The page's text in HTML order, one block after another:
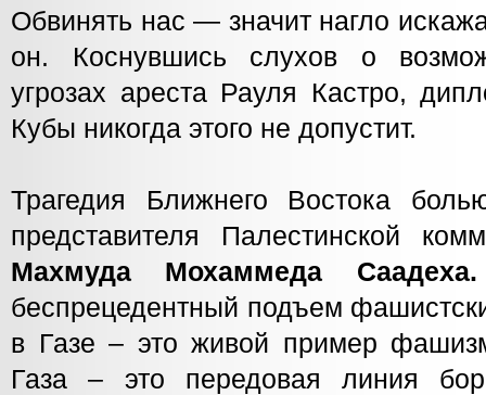
Обвинять нас — значит нагло
он. Коснувшись слухов о
угрозах ареста Рауля Кастро,
Кубы никогда этого не допустит.
Трагедия Ближнего Востока
представителя Палестинской
Махмуда
Мохаммеда
беспрецедентный подъем
в Газе – это живой пример
Газа – это передовая линия